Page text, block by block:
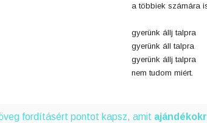
a többiek számára
gyerünk állj talpra
gyerünk áll talpra
gyerünk állj talpra
nem tudom miért.
fordításért pontot kapsz, amit